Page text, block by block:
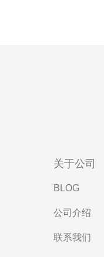
关于公司
BLOG
公司介绍
联系我们